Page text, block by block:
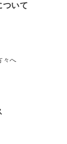
ついて
々へ